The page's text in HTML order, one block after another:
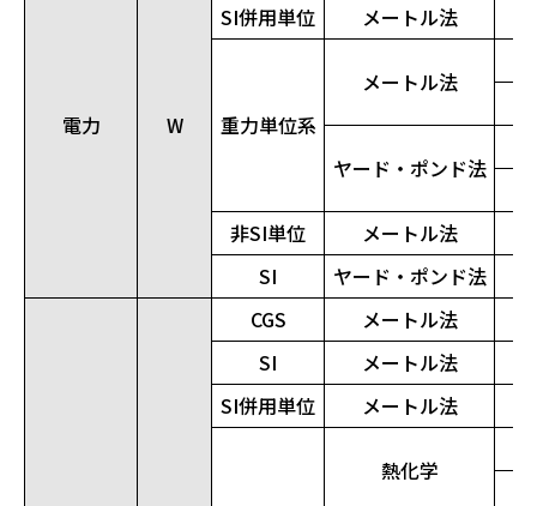
電力 W
SI併用単位 メートル法
重力単位系
メートル法
ヤード・ポンド法
非SI単位
メートル法
SI
ヤード・ポンド法
CGS
メートル法
SI
メートル法
SI併用単位
メートル法
熱化学